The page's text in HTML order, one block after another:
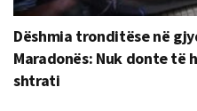
Dëshmia tronditëse në
Maradonës: Nuk donte të
shtrati